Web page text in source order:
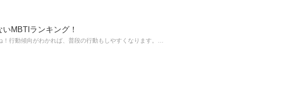
MBTIランキング！
行動傾向がわかれば、普段の行動もしやすくなります。…